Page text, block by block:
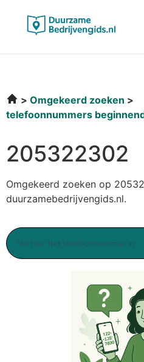
Omgekeerd zoeken
telefoonnummers
205322302
Omgekeerd zoeken op
duurzamebedrijvengids.nl.